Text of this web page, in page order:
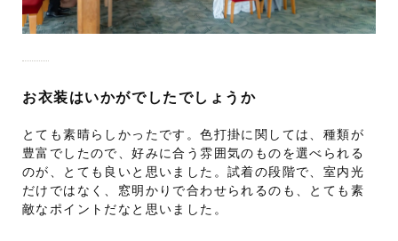
お衣装はいかがでしたでしょうか
とても素晴らしかったです。色打掛に関しては、種類が
豊富でしたので、好みに合う雰囲気のものを選べられる
のが、とても良いと思いました。試着の段階で、室内光
だけではなく、窓明かりで合わせられるのも、とても素
敵なポイントだなと思いました。